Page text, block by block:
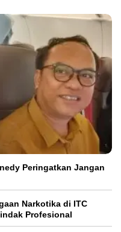
Peringatkan Jangan
Narkotika di ITC
Profesional